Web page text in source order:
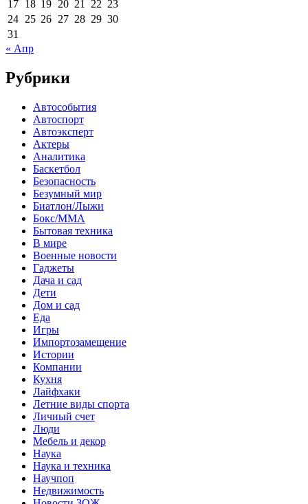
17 18 19 20 21 22 23
24 25 26 27 28 29 30
31
« Апр
Рубрики
Автособытия
Автоспорт
Автоэксперт
Актеры
Аналитика
Баскетбол
Безопасность
Безумный мир
Биатлон/Лыжи
Бокс/MMA
Бытовая техника
В мире
Военные новости
Гаджеты
Дача и сад
Дети
Дом и сад
Еда
Игры
Импортозамещение
Истории
Компании
Кухня
Лайфхаки
Летние виды спорта
Личный счет
Люди
Мебель и декор
Наука
Наука и техника
Научпоп
Недвижимость